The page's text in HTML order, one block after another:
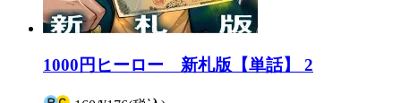
1000円ヒーロー 新札版【単話】 2